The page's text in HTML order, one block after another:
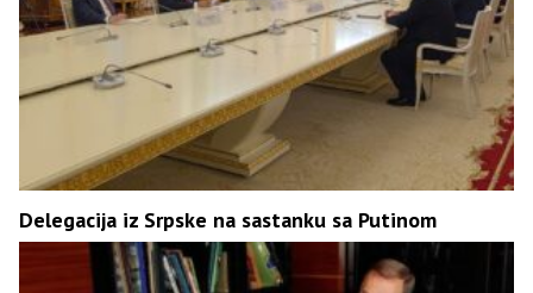
Delegacija iz Srpske na sastanku sa Putinom